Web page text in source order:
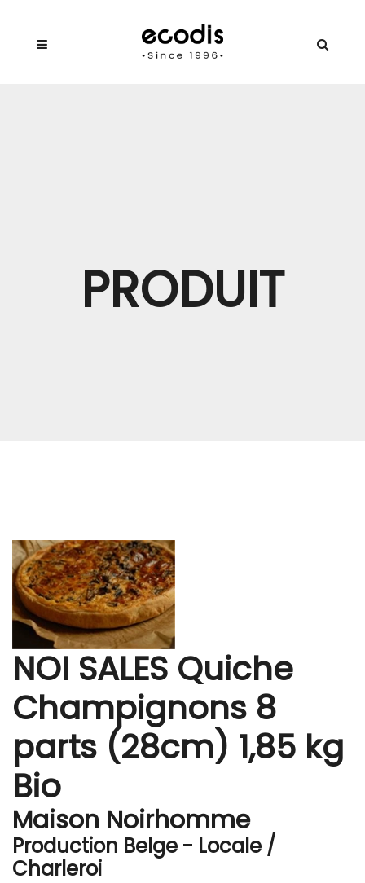
PRODUIT
NOI SALES Quiche
Champignons 8
parts (28cm) 1,85 kg
Bio
Maison Noirhomme
Production Belge - Locale /
Charleroi